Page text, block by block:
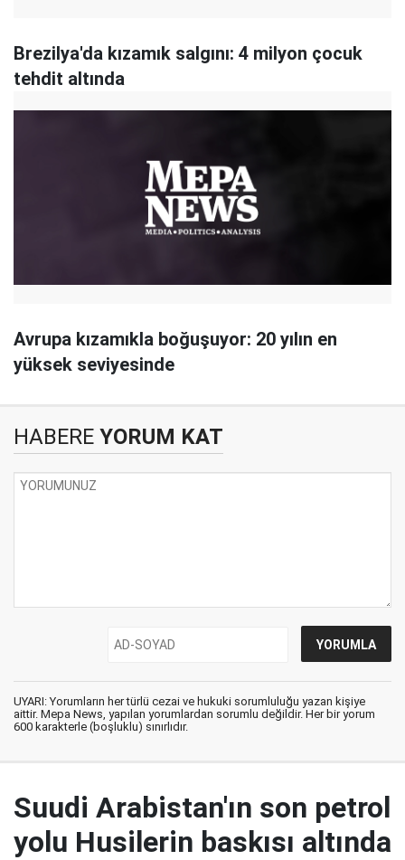
Brezilya'da kızamık salgını: 4 milyon çocuk
tehdit altında
Avrupa kızamıkla boğuşuyor: 20 yılın en
yüksek seviyesinde
HABERE YORUM KAT
UYARI: Yorumların her türlü cezai ve hukuki sorumluluğu yazan kişiye
aittir. Mepa News, yapılan yorumlardan sorumlu değildir. Her bir yorum
600 karakterle (boşluklu) sınırlıdır.
Suudi Arabistan'ın son petrol
yolu Husilerin baskısı altında